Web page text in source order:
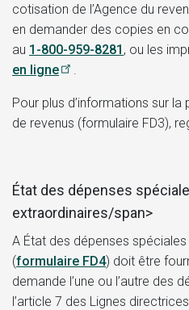
cotisation de l’Agence du
en demander des copies en
au 1-800-959-8281 , ou les
en ligne
Pour plus d’informations sur
de revenus (formulaire FD3),
État des dépenses
extraordinaires/span>
A État des dépenses
(formulaire FD4) doit être
demande l’une ou l’autre des
l’article 7 des Lignes